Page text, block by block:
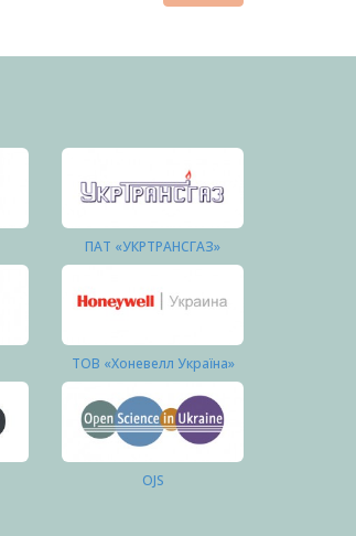
ПАТ «УКРТРАНСГАЗ»
ТОВ «Хоневелл Україна»
OJS